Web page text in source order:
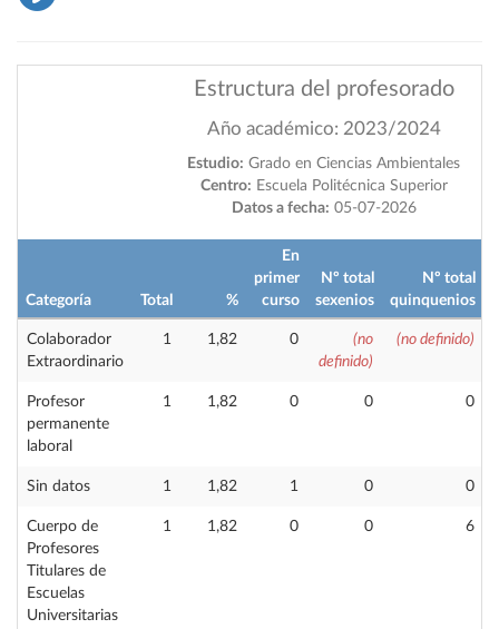
Estructura del profesorado
Año académico: 2023/2024
Estudio: Grado en Ciencias Ambientales
Centro: Escuela Politécnica Superior
Datos a fecha: 05-07-2026
Categoría Total %
En
primer
curso
Nº total
sexenios
Nº total
quinquenios
Colaborador
Extraordinario
1 1,82 0
(no
definido)
(no definido)
Profesor
permanente
laboral
1 1,82 0 0 0
Sin datos 1 1,82 1 0 0
Cuerpo de
Profesores
Titulares de
Escuelas
Universitarias
1 1,82 0 0 6